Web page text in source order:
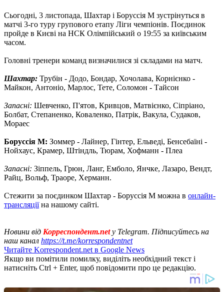
Сьогодні, 3 листопада, Шахтар і Боруссія М зустрінуться в
матчі 3-го туру групового етапу Ліги чемпіонів. Поєдинок
пройде в Києві на НСК Олімпійський о 19:55 за київським
часом.
Головні тренери команд визначилися зі складами на матч.
Шахтар: Трубін - Додо, Бондар, Хочолава, Корнієнко -
Майкон, Антоніо, Марлос, Тете, Соломон - Тайсон
Запасні: Шевченко, П'ятов, Кривцов, Матвієнко, Сіпріано,
Болбат, Степаненко, Коваленко, Патрік, Вакула, Судаков,
Мораес
Боруссія М: Зоммер - Лайнер, Гінтер, Ельведі, Бенсебаїні -
Нойхаус, Крамер, Штіндль, Тюрам, Хофманн - Плеа
Запасні: Зіппель, Грюн, Ланг, Емболо, Янчке, Лазаро, Вендт,
Райц, Вольф, Траоре, Херманн.
Стежити за поєдинком Шахтар - Боруссія М можна в онлайн-
трансляціїна нашому сайті.
Новини від Корреспондент.netу Telegram. Підписуйтесь на
наш канал https://t.me/korrespondentnet
Читайте Korrespondent.net в Google News
Якщо ви помітили помилку, виділіть необхідний текст і
натисніть Ctrl + Enter, щоб повідомити про це редакцію.